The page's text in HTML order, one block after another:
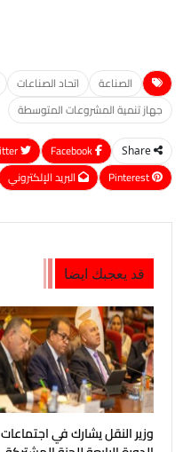
الصناعة اتحاد الصناعات
جهاز تنمية المشروعات المتوسطة
Share
Pinterest
البريد الإلكتروني
قد يعجبك ايضا
وزير النقل يشارك في اجتماعات